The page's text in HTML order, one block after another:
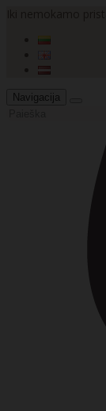
Navigacija